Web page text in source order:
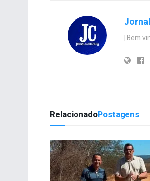
| Bem
RelacionadoPostagens